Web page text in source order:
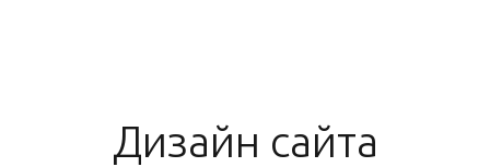
Дизайн сайта